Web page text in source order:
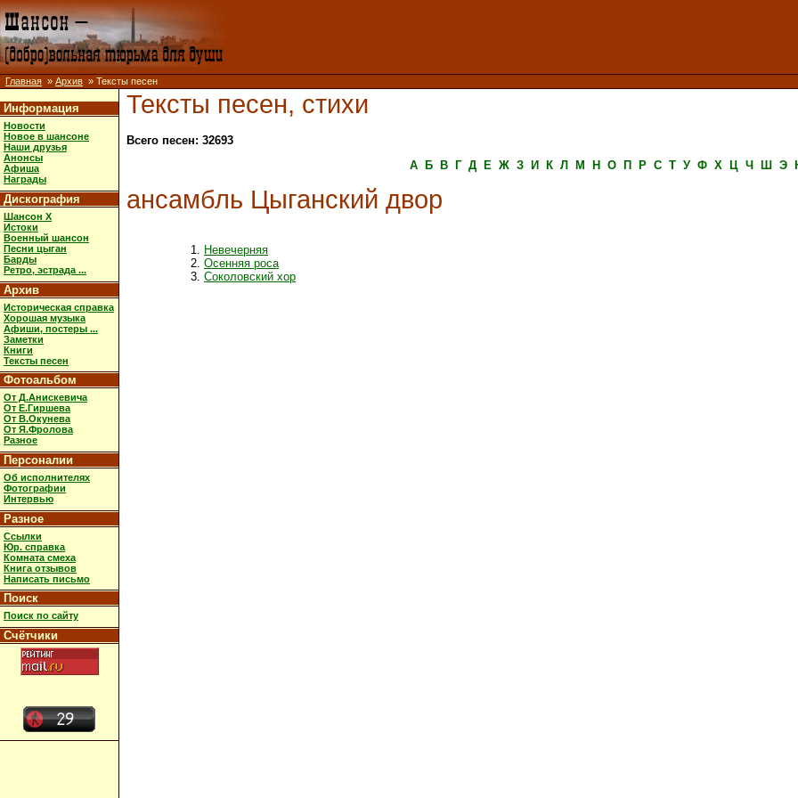
Главная » Архив » Тексты песен
Информация
Новости
Новое в шансоне
Наши друзья
Анонсы
Афиша
Награды
Дискография
Шансон X
Истоки
Военный шансон
Песни цыган
Барды
Ретро, эстрада ...
Архив
Историческая справка
Хорошая музыка
Афиши, постеры ...
Заметки
Книги
Тексты песен
Фотоальбом
От Д.Анискевича
От Е.Гиршева
От В.Окунева
От Я.Фролова
Разное
Персоналии
Об исполнителях
Фотографии
Интервью
Разное
Ссылки
Юр. справка
Комната смеха
Книга отзывов
Написать письмо
Поиск
Поиск по сайту
Счётчики
Тексты песен, стихи
Всего песен: 32693
А
Б В Г Д Е Ж З И К Л М Н О П Р С Т У Ф Х Ц Ч Ш Э
ансамбль Цыганский двор
Невечерняя
Осенняя роса
Соколовский хор